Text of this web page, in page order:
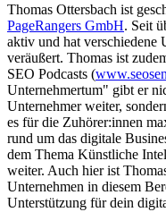
Thomas Ottersbach ist
PageRangers GmbH. Seit
aktiv und hat verschiedene
veräußert. Thomas ist
SEO Podcasts (
Unternehmertum" gibt er
Unternehmer weiter,
es für die Zuhörer:innen
rund um das digitale
dem Thema Künstliche
weiter. Auch hier ist
Unternehmen in diesem
Unterstützung für dein